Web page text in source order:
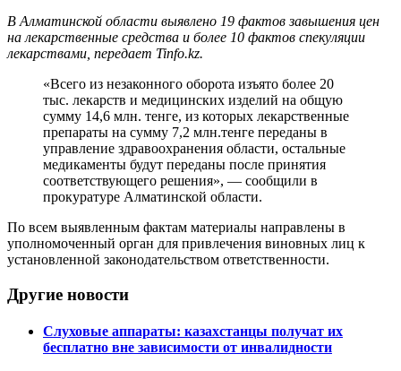
В Алматинской области выявлено 19 фактов завышения цен
на лекарственные средства и более 10 фактов спекуляции
лекарствами, передает Tinfo.kz.
«Всего из незаконного оборота изъято более 20
тыс. лекарств и медицинских изделий на общую
сумму 14,6 млн. тенге, из которых лекарственные
препараты на сумму 7,2 млн.тенге переданы в
управление здравоохранения области, остальные
медикаменты будут переданы после принятия
соответствующего решения», — сообщили в
прокуратуре Алматинской области.
По всем выявленным фактам материалы направлены в
уполномоченный орган для привлечения виновных лиц к
установленной законодательством ответственности.
Другие новости
Слуховые аппараты: казахстанцы получат их
бесплатно вне зависимости от инвалидности